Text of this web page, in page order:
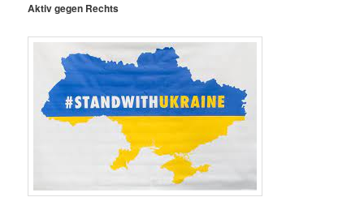
Aktiv gegen Rechts